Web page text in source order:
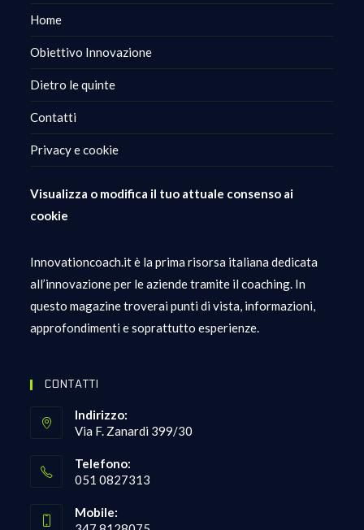
Home
Obiettivo Innovazione
Dietro le quinte
Contatti
Privacy e cookie
Visualizza o modifica il tuo attuale consenso ai
cookie
Innovationcoach.it è la prima risorsa italiana dedicata
all’innovazione per le aziende tramite il coaching. In
questo magazine troverai punti di vista, informazioni,
approfondimenti e soprattutto esperienze.
CONTATTI
Indirizzo:
Via F. Zanardi 399/30
Telefono:
051 0827313
in
Mobile: